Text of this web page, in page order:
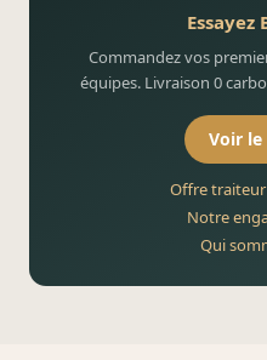
Commandez vos
équipes. Livraison 0
Voir
Offre
Notre
Qui